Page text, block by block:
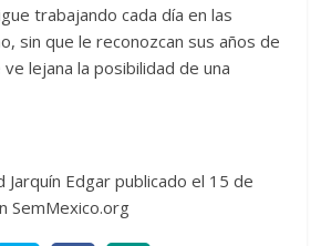
trabajando cada día en las
sin que le reconozcan sus años de
lejana la posibilidad de una
Jarquín Edgar publicado el 15 de
SemMexico.org